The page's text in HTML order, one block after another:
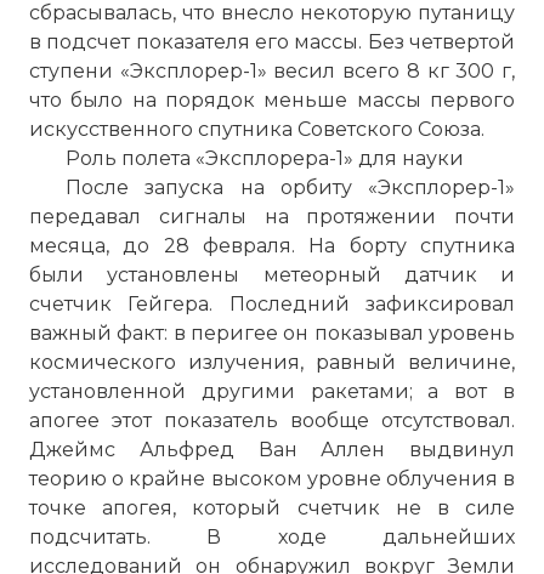
сбрасывалась, что внесло некоторую путаницу
в подсчет показателя его массы. Без четвертой
ступени «Эксплорер-1» весил всего 8 кг 300 г,
что было на порядок меньше массы первого
искусственного спутника Советского Союза.
Роль полета «Эксплорера-1» для науки
После запуска на орбиту «Эксплорер-1»
передавал сигналы на протяжении почти
месяца, до 28 февраля. На борту спутника
были установлены метеорный датчик и
счетчик Гейгера. Последний зафиксировал
важный факт: в перигее он показывал уровень
космического излучения, равный величине,
установленной другими ракетами; а вот в
апогее этот показатель вообще отсутствовал.
Джеймс Альфред Ван Аллен выдвинул
теорию о крайне высоком уровне облучения в
точке апогея, который счетчик не в силе
подсчитать. В ходе дальнейших
исследований он обнаружил вокруг Земли
☓